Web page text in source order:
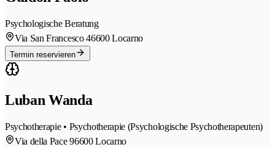
Psychologische Beratung
Via San Francesco 46600 Locarno
Termin reservieren
Luban Wanda
Psychotherapie • Psychotherapie (Psychologische Psychotherapeuten)
Via della Pace 96600 Locarno